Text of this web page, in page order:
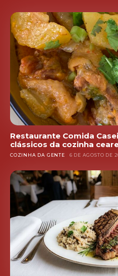
Restaurante Comida
clássicos da cozinha
COZINHA DA GENTE 6 DE AGOSTO DE